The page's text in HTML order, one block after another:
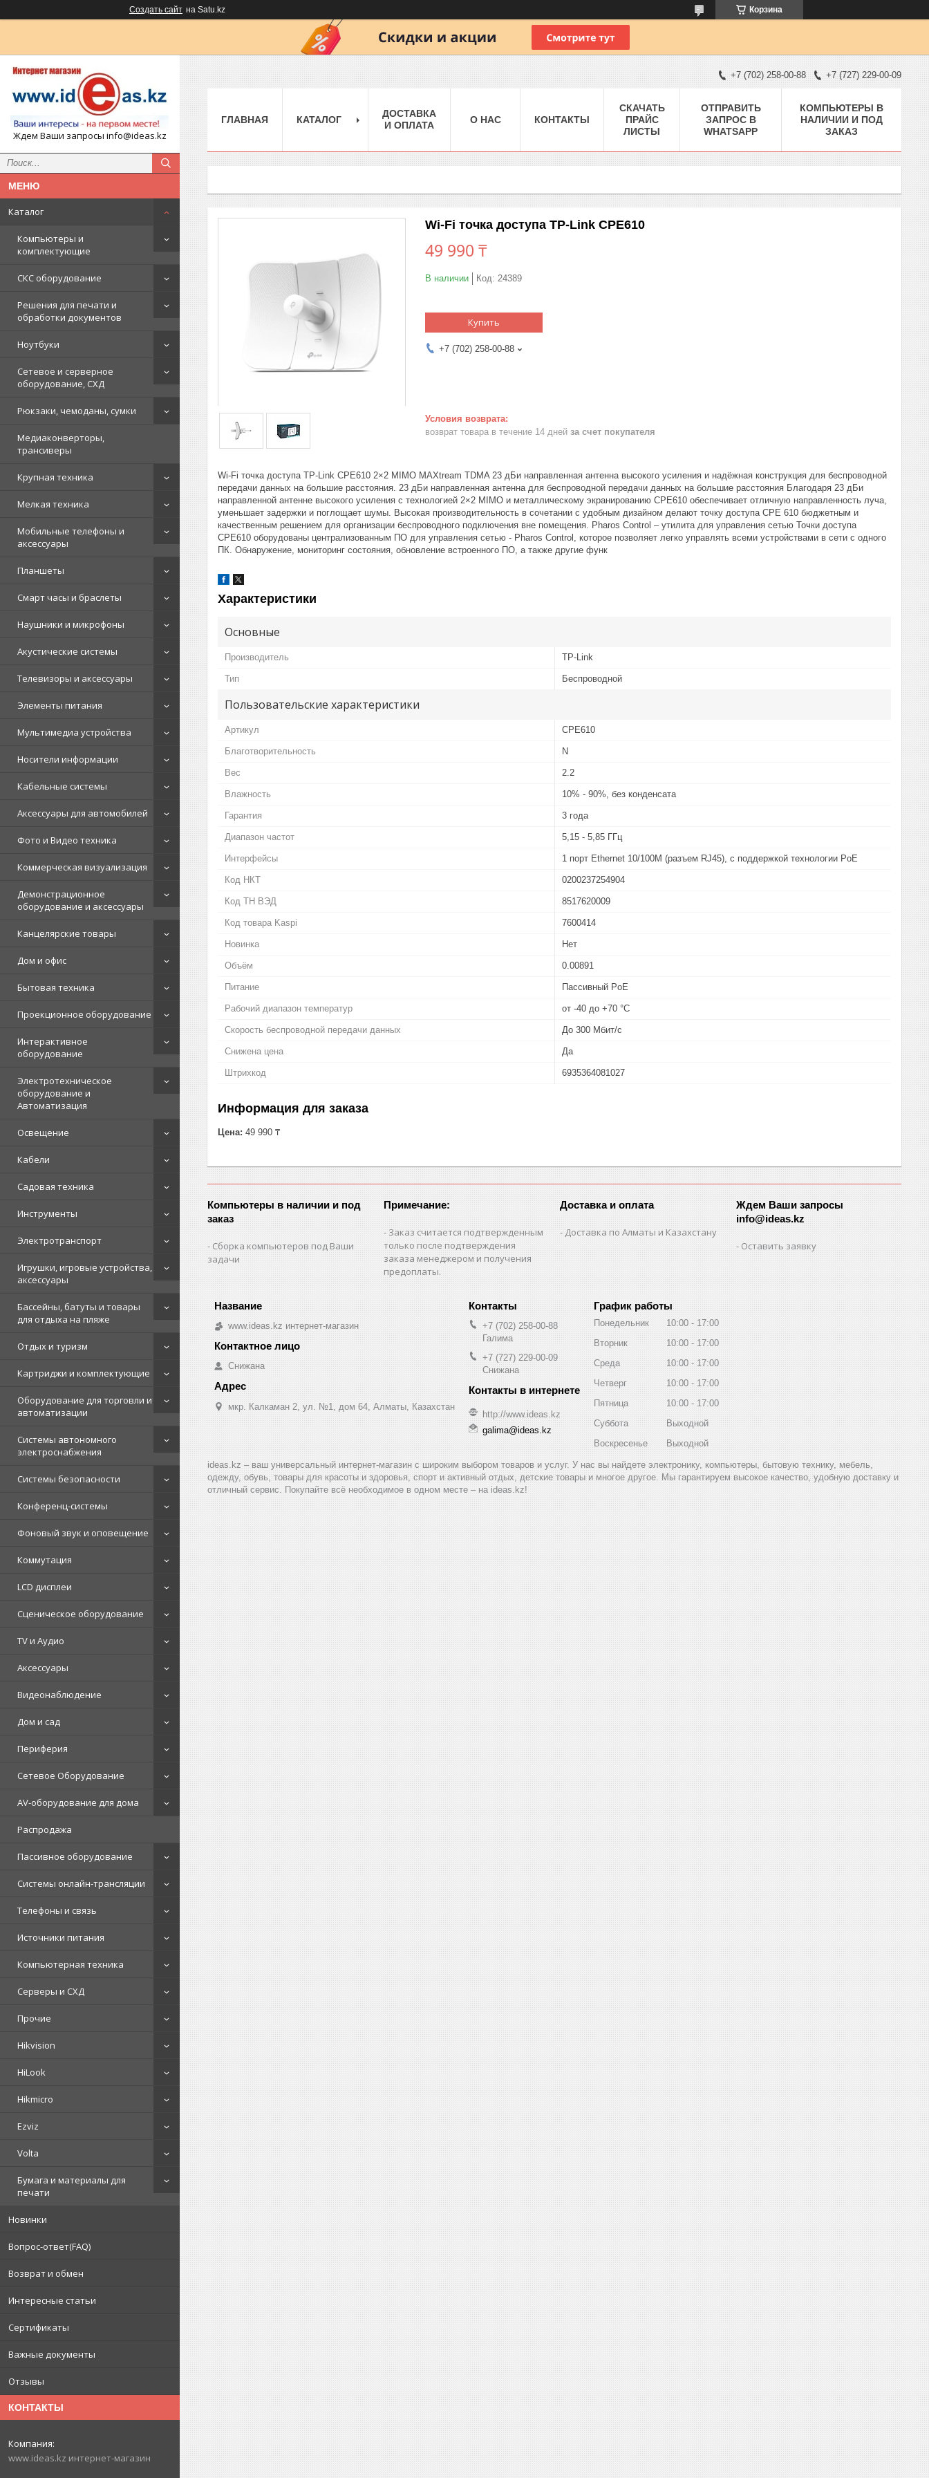
Создать сайт на Satu.kz Корзина
Ждем Ваши запросы info@ideas.kz
Каталог
Компьютеры и
комплектующие
СКС оборудование
Решения для печати и
обработки документов
Ноутбуки
Сетевое и серверное
оборудование, СХД
Рюкзаки, чемоданы, сумки
Медиаконверторы,
трансиверы
Крупная техника
Мелкая техника
Мобильные телефоны и
аксессуары
Планшеты
Смарт часы и браслеты
Наушники и микрофоны
Акустические системы
Телевизоры и аксессуары
Элементы питания
Мультимедиа устройства
Носители информации
Кабельные системы
Аксессуары для автомобилей
Фото и Видео техника
Коммерческая визуализация
Демонстрационное
оборудование и аксессуары
Канцелярские товары
Дом и офис
Бытовая техника
Проекционное оборудование
Интерактивное
оборудование
Электротехническое
оборудование и
Автоматизация
Освещение
Кабели
Садовая техника
Инструменты
Электротранспорт
Игрушки, игровые устройства,
аксессуары
Бассейны, батуты и товары
для отдыха на пляже
Отдых и туризм
Картриджи и комплектующие
Оборудование для торговли и
автоматизации
Системы автономного
электроснабжения
Системы безопасности
Конференц-системы
Фоновый звук и оповещение
Коммутация
LCD дисплеи
Сценическое оборудование
TV и Аудио
Аксессуары
Видеонаблюдение
Дом и сад
Периферия
Сетевое Оборудование
AV-оборудование для дома
Распродажа
Пассивное оборудование
Системы онлайн-трансляции
Телефоны и связь
Источники питания
Компьютерная техника
Серверы и СХД
Прочие
Hikvision
HiLook
Hikmicro
Ezviz
Volta
Бумага и материалы для
печати
Новинки
Вопрос-ответ(FAQ)
Возврат и обмен
Интересные статьи
Сертификаты
Важные документы
Отзывы
КОНТАКТЫ
www.ideas.kz интернет-магазин
+7 (702) 258-00-88 +7 (727) 229-00-09
ГЛАВНАЯ КАТАЛОГ
ДОСТАВКА
И ОПЛАТА
О НАС КОНТАКТЫ
СКАЧАТЬ
ПРАЙС
ЛИСТЫ
ОТПРАВИТЬ
ЗАПРОС В
WHATSAPP
КОМПЬЮТЕРЫ В
НАЛИЧИИ И ПОД
ЗАКАЗ
Wi-Fi точка доступа TP-Link CPE610
49 990 ₸
В наличии Код: 24389
Купить
+7 (702) 258-00-88
возврат товара в течение 14 дней за счет покупателя
Wi-Fi точка доступа TP-Link CPE610 2×2 MIMO MAXtream TDMA 23 дБи направленная антенна высокого усиления и надёжная конструкция для беспроводной
передачи данных на большие расстояния. 23 дБи направленная антенна для беспроводной передачи данных на большие расстояния Благодаря 23 дБи
направленной антенне высокого усиления с технологией 2×2 MIMO и металлическому экранированию CPE610 обеспечивает отличную направленность луча,
уменьшает задержки и поглощает шумы. Высокая производительность в сочетании с удобным дизайном делают точку доступа CPE 610 бюджетным и
качественным решением для организации беспроводного подключения вне помещения. Pharos Control – утилита для управления сетью Точки доступа
CPE610 оборудованы централизованным ПО для управления сетью - Pharos Control, которое позволяет легко управлять всеми устройствами в сети с одного
ПК. Обнаружение, мониторинг состояния, обновление встроенного ПО, а также другие функ
Характеристики
Основные
Производитель TP-Link
Тип Беспроводной
Пользовательские характеристики
Артикул CPE610
Благотворительность N
Вес 2.2
Влажность 10% - 90%, без конденсата
Гарантия 3 года
Диапазон частот 5,15 - 5,85 ГГц
Интерфейсы 1 порт Ethernet 10/100М (разъем RJ45), с поддержкой технологии PoE
Код НКТ 0200237254904
Код ТН ВЭД 8517620009
Код товара Kaspi 7600414
Новинка Нет
Объём 0.00891
Питание Пассивный PoE
Рабочий диапазон температур от -40 до +70 °С
Скорость беспроводной передачи данных До 300 Мбит/с
Снижена цена Да
Штрихкод 6935364081027
Информация для заказа
Цена: 49 990 ₸
Компьютеры в наличии и под
заказ
Сборка компьютеров под Ваши
задачи
Примечание:
Заказ считается подтвержденным
только после подтверждения
заказа менеджером и получения
предоплаты.
Доставка и оплата
Доставка по Алматы и Казахстану
Ждем Ваши запросы
info@ideas.kz
Оставить заявку
www.ideas.kz интернет-магазин
Снижана
мкр. Калкаман 2, ул. №1, дом 64, Алматы, Казахстан
+7 (702) 258-00-88
Галима
+7 (727) 229-00-09
Снижана
http://www.ideas.kz
galima@ideas.kz
График работы
Понедельник 10:00
17:00
Вторник
10:00
17:00
Среда
10:00
17:00
Четверг
10:00
17:00
Пятница
10:00
17:00
Суббота
Выходной
Воскресенье
Выходной
ideas.kz – ваш универсальный интернет-магазин с широким выбором товаров и услуг. У нас вы найдете электронику, компьютеры, бытовую технику, мебель,
одежду, обувь, товары для красоты и здоровья, спорт и активный отдых, детские товары и многое другое. Мы гарантируем высокое качество, удобную доставку и
отличный сервис. Покупайте всё необходимое в одном месте – на ideas.kz!